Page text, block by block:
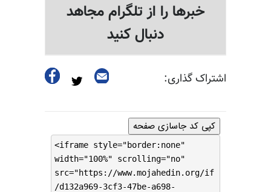
خبرها را از تلگرام مجاهد
دنبال کنید
اشتراک گذاری:
کپی کد جاسازی صفحه
<iframe style="border:none"
width="100%" scrolling="no"
src="https://www.mojahedin.org/if
/d132a969-3cf3-47be-a698-